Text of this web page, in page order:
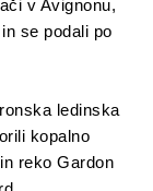
v Avignonu,
se podali po
ledinska
kopalno
reko Gardon